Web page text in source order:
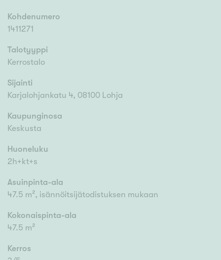
Kohdenumero
1411271
Talotyyppi
Kerrostalo
Sijainti
Karjalohjankatu 4, 08100 Lohja
Kaupunginosa
Keskusta
Huoneluku
2h+kt+s
Asuinpinta-ala
47.5 m², isännöitsijätodistuksen mukaan
Kokonaispinta-ala
47.5 m²
Kerros